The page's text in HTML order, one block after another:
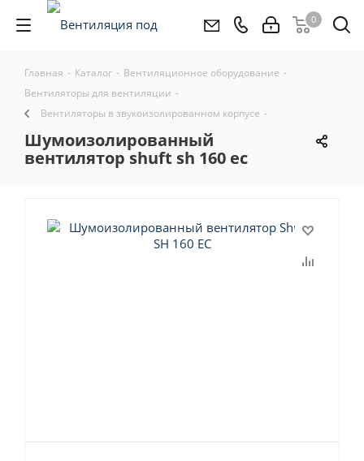
0
Главная - Каталог - Вентиляционное оборудование -
Вентиляторы для вентиляции -
Вентиляторы в звукоизолированном корпусе -
шумоизолированный
вентилятор shuft sh 160 ec